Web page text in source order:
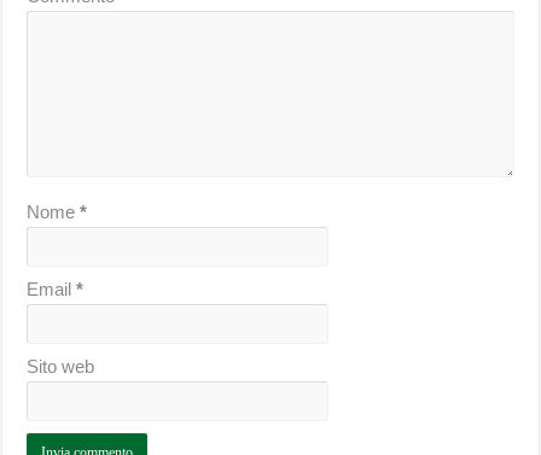
Nome*
Email*
Sito web